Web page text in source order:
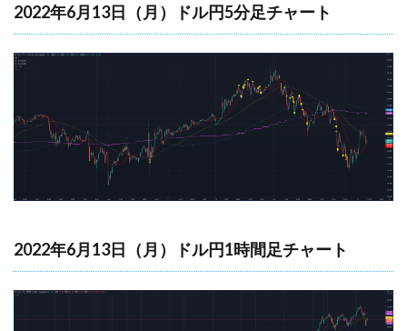
2022年6月13日（月）ドル円5分足チャート
2022年6月13日（月）ドル円1時間足チャート